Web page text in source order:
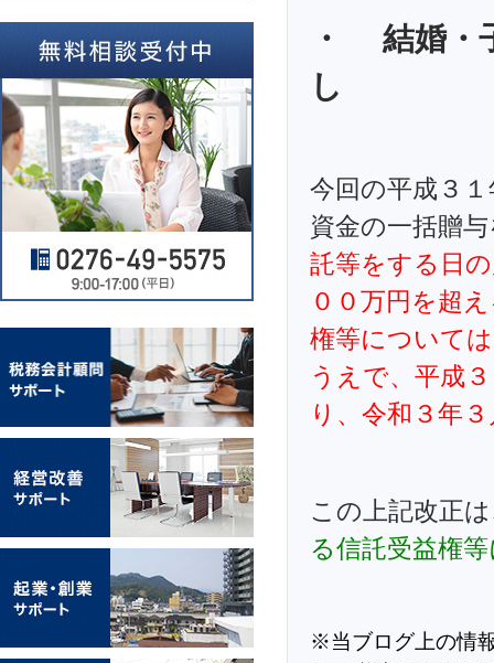
・ 結婚・
し
今回の平成３
資金の一括贈
託等をする日
００万円を超
権等について
うえで、平成
り、令和３年
この上記改正
る信託受益権
※当ブログ上の情